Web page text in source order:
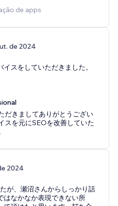
de apps
de 2024
スをしていただきました。
だきましてありがとうござい
スを元にSEOを改善していた
2024
が、瀬沼さんからしっかり話
はなかなか表現できない所